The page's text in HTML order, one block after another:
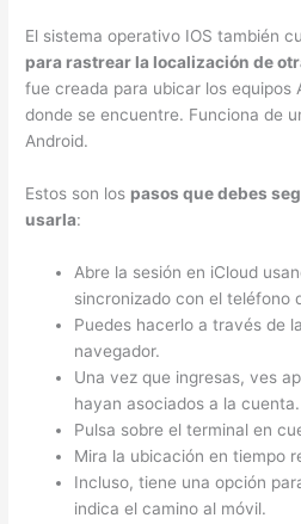
El sistema operativo IOS también
para rastrear la localización de
fue creada para ubicar los equipos
donde se encuentre. Funciona de
Android.
Estos son los pasos que debes
usarla:
Abre la sesión en iCloud
sincronizado con el teléfono
Puedes hacerlo a través de
navegador.
Una vez que ingresas, ves
hayan asociados a la cuenta.
Pulsa sobre el terminal en
Mira la ubicación en tiempo
Incluso, tiene una opción
indica el camino al móvil.